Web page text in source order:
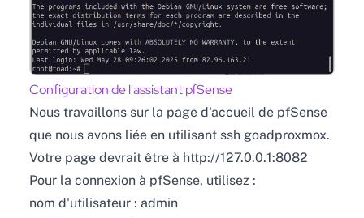
Configuration de l'assistant pfSense
Nous travaillons sur la page d'accueil de pfSense
que nous avons liée en utilisant ssh goadproxmox.
Votre page devrait être à http://127.0.0.1:8082
Pour la connexion à pfSense, utilisez :
nom d'utilisateur : admin